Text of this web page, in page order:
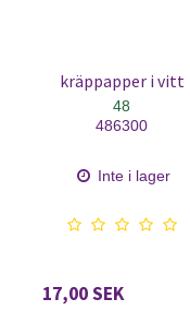
kräppapper i vitt
48
486300
Inte i lager
17,00 SEK